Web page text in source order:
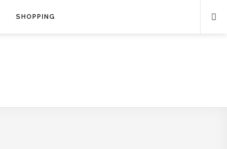
SHOPPING